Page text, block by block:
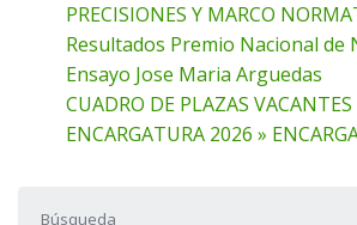
PRECISIONES Y MARCO
Resultados Premio Nacional de
Ensayo Jose Maria Arguedas
CUADRO DE PLAZAS VACANTES
ENCARGATURA 2026 »